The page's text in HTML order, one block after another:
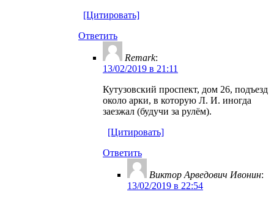
[Цитировать]
Ответить
Remark:
13/02/2019 в 21:11
Кутузовский проспект, дом 26, подъезд
около арки, в которую Л. И. иногда
заезжал (будучи за рулём).
[Цитировать]
Ответить
Виктор Арведович Ивонин:
13/02/2019 в 22:54